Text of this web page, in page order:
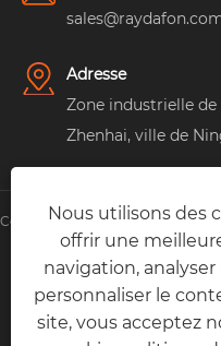
Adresse
Zone industrielle
Zhenhai, ville de
Copyright © Raydafon
Nous utilisons des
offrir une
navigation,
personnaliser le
site, vous acceptez